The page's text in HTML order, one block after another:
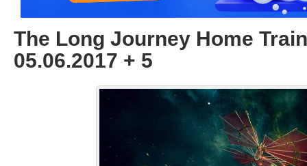
The Long Journey Home
05.06.2017 + 5